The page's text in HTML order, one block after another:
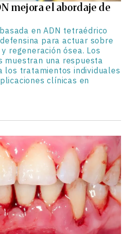
mejora el abordaje de
en ADN tetraédrico
para actuar sobre
regeneración ósea. Los
muestran una respuesta
los tratamientos individuales
clínicas en